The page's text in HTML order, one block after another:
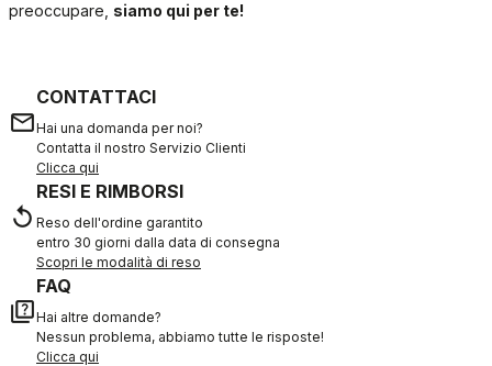
preoccupare, siamo qui per te!
email
CONTATTACI
Hai una domanda per noi?
Contatta il nostro Servizio Clienti
Clicca qui
replay
RESI E RIMBORSI
Reso dell'ordine garantito
entro 30 giorni dalla data di consegna
Scopri le modalità di reso
quiz
FAQ
Hai altre domande?
Nessun problema, abbiamo tutte le risposte!
Clicca qui